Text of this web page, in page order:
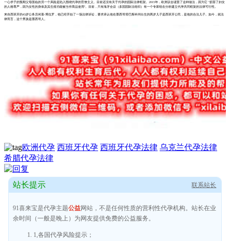
一心求子的预期父母面临的另一个风险是陷入围绕代孕的官僚主义。目前还没有关于代孕的国际法律框架。2015年，欧洲议会谴责了这种做法，因为它 "损害了妇女
的人格尊严，因为女性的身体及其生殖功能被当作商品使用"。目前，只有海牙会议（多国国际法组织）有一个专家组在分析建立代孕共同框架的法律可行性。
来自西班牙的43岁公务员何塞-博拉罗，他已经开始了一场法律诉讼，要求承认他在墨西哥塔巴斯科州出生的两岁儿子是西班牙公民，是他的合法儿子。如今，就法
律而言，这个男孩是墨西哥人。
欧洲代孕 西班牙代孕 西班牙代孕法律 乌克兰代孕法律
希腊代孕法律
站长提示
91喜来宝是代孕主题公益网站，不是任何性质的营利性代孕机构。站长在业
余时间（一般是晚上）为网友提供免费的公益服务。
1,各国代孕风险提示；
联系站长